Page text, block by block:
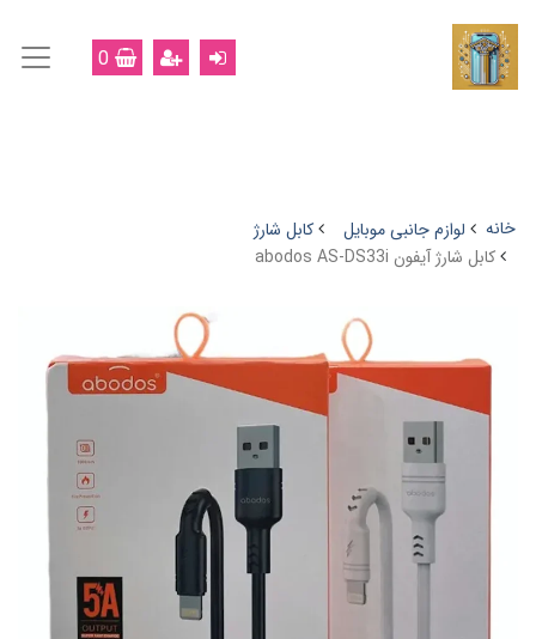
0
خانه لوازم جانبی موبایل
کابل شارژ
کابل شارژ آیفون abodos AS-DS33i